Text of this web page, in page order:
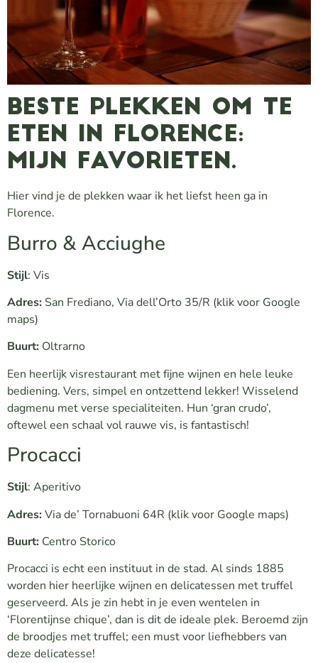
Beste plekken om te
eten in Florence:
mijn favorieten.
Hier vind je de plekken waar ik het liefst heen ga in
Florence.
Burro & Acciughe
Stijl: Vis
Adres: San Frediano, Via dell’Orto 35/R (klik voor Google
maps)
Buurt: Oltrarno
Een heerlijk visrestaurant met fijne wijnen en hele leuke
bediening. Vers, simpel en ontzettend lekker! Wisselend
dagmenu met verse specialiteiten. Hun ‘gran crudo’,
oftewel een schaal vol rauwe vis, is fantastisch!
Procacci
Stijl: Aperitivo
Adres: Via de’ Tornabuoni 64R (klik voor Google maps)
Buurt: Centro Storico
Procacci is echt een instituut in de stad. Al sinds 1885
worden hier heerlijke wijnen en delicatessen met truffel
geserveerd. Als je zin hebt in je even wentelen in
‘Florentijnse chique’, dan is dit de ideale plek. Beroemd zijn
de broodjes met truffel; een must voor liefhebbers van
deze delicatesse!